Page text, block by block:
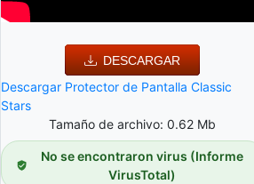
DESCARGAR
Descargar Protector de Pantalla Classic
Stars
Tamaño de archivo: 0.62 Mb
No se encontraron virus (Informe
VirusTotal)